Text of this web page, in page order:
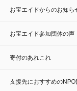
お宝エイドからのお知ら
お宝エイド参加団体の声
寄付のあれこれ
支援先におすすめのNPO